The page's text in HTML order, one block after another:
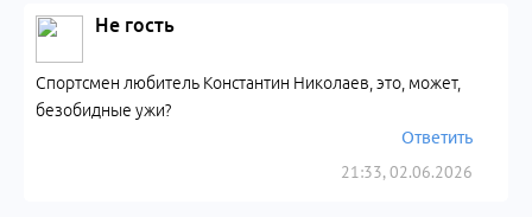
Не гость
21:33, 02.06.2026
Спортсмен любитель Константин Николаев, это, может,
безобидные ужи?
Ответить